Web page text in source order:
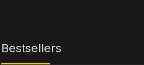
Bestsellers